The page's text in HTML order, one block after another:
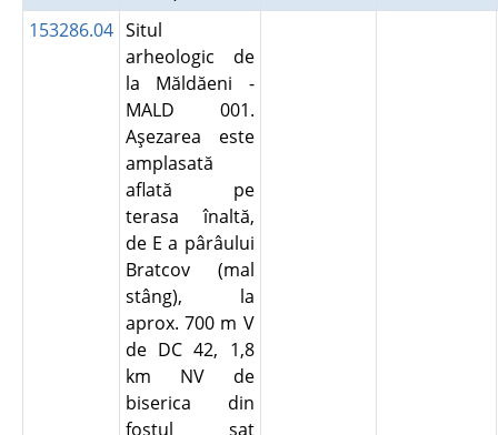
153286.04 Situl
arheologic de
la Măldăeni -
MALD 001.
Aşezarea este
amplasată
aflată pe
terasa înaltă,
de E a pârâului
Bratcov (mal
stâng), la
aprox. 700 m V
de DC 42, 1,8
km NV de
biserica din
fostul sat